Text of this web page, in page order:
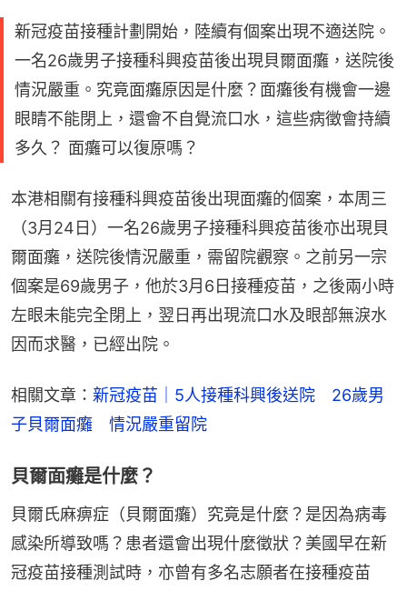
新冠疫苗接種計劃開始，陸續有個案出現不適送院。
一名26歲男子接種科興疫苗後出現貝爾面癱，送院後
情況嚴重。究竟面癱原因是什麼？面癱後有機會一邊
眼睛不能閉上，還會不自覺流口水，這些病徵會持續
多久？ 面癱可以復原嗎？
本港相關有接種科興疫苗後出現面癱的個案，本周三
（3月24日）一名26歲男子接種科興疫苗後亦出現貝
爾面癱，送院後情況嚴重，需留院觀察。之前另一宗
個案是69歲男子，他於3月6日接種疫苗，之後兩小時
左眼未能完全閉上，翌日再出現流口水及眼部無淚水
因而求醫，已經出院。
相關文章： 新冠疫苗｜5人接種科興後送院　26歲男
子貝爾面癱　情況嚴重留院
貝爾面癱是什麼？
貝爾氏麻痹症（貝爾面癱）究竟是什麼？是因為病毒
感染所導致嗎？患者還會出現什麼徵狀？美國早在新
冠疫苗接種測試時，亦曾有多名志願者在接種疫苗